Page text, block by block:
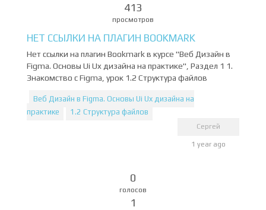
413
просмотров
НЕТ ССЫЛКИ НА ПЛАГИН BOOKMARK
Нет ссылки на плагин Bookmark в курсе "Веб Дизайн в
Figma. Основы Ui Ux дизайна на практике", Раздел 1 1.
Знакомство с Figma, урок 1.2 Структура файлов
Веб Дизайн в Figma. Основы Ui Ux дизайна на
практике
1.2 Структура файлов
Сергей
1 year ago
0
голосов
1